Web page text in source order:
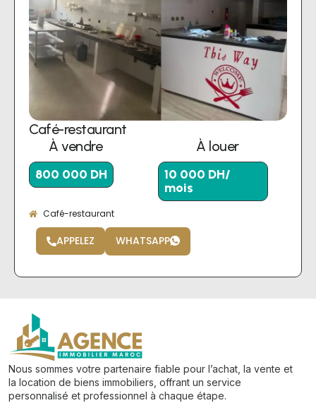
Café-restaurant
À vendre
800 000 DH
À louer
10 000 DH/
mois
Café-restaurant
APPELEZ WHATSAPP
Nous sommes votre partenaire fiable pour l’achat, la vente et
la location de biens immobiliers, offrant un service
personnalisé et professionnel à chaque étape.